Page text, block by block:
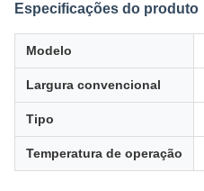
Especificações do produto
Modelo
Largura convencional
Tipo
Temperatura de operação